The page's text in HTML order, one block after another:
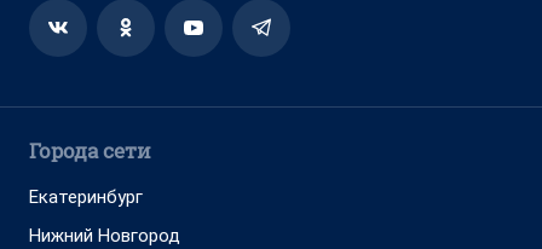
Города сети
Екатеринбург
Нижний Новгород